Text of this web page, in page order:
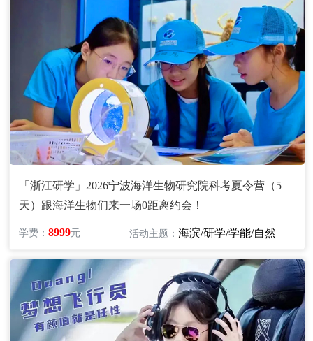
「浙江研学」2026宁波海洋生物研究院科考夏令营（5
天）跟海洋生物们来一场0距离约会！
学费：8999元 活动主题：海滨/研学/学能/自然